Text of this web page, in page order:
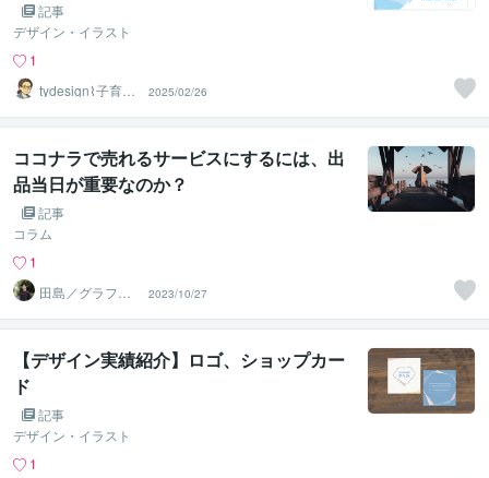
記事
デザイン・イラスト
1
tydesign⌇子育て
パパのデザイン
室
2025/02/26
ココナラで売れるサービスにするには、出
品当日が重要なのか？
記事
コラム
1
田島／グラフィ
ックデザイナー
2023/10/27
【デザイン実績紹介】ロゴ、ショップカー
ド
記事
デザイン・イラスト
1